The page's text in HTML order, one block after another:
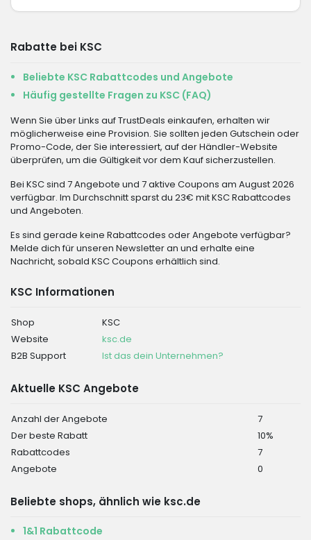
Rabatte bei KSC
Beliebte KSC Rabattcodes und Angebote
Häufig gestellte Fragen zu KSC (FAQ)
Wenn Sie über Links auf TrustDeals einkaufen, erhalten wir
möglicherweise eine Provision. Sie sollten jeden Gutschein oder
Promo-Code, der Sie interessiert, auf der Händler-Website
überprüfen, um die Gültigkeit vor dem Kauf sicherzustellen.
Bei KSC sind 7 Angebote und 7 aktive Coupons am August 2026
verfügbar. Im Durchschnitt sparst du 23€ mit KSC Rabattcodes
und Angeboten.
Es sind gerade keine Rabattcodes oder Angebote verfügbar?
Melde dich für unseren Newsletter an und erhalte eine
Nachricht, sobald KSC Coupons erhältlich sind.
KSC Informationen
Shop
KSC
Website
ksc.de
B2B Support
Ist das dein Unternehmen?
Aktuelle KSC Angebote
Anzahl der Angebote
7
Der beste Rabatt
10%
Rabattcodes
7
Angebote
0
Beliebte shops, ähnlich wie ksc.de
1&1 Rabattcode